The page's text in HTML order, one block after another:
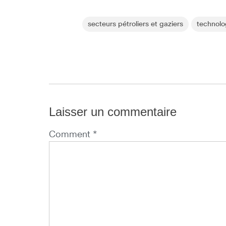
secteurs pétroliers et gaziers
Laisser un commentaire
Comment *